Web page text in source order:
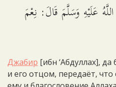
عَلَيْهِ وَسَلَّمَ قَالَ: نِعْمَ
Джабир [ибн ‘Абдуллах],
и его отцом, передаёт,